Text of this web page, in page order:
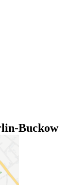
Buckow